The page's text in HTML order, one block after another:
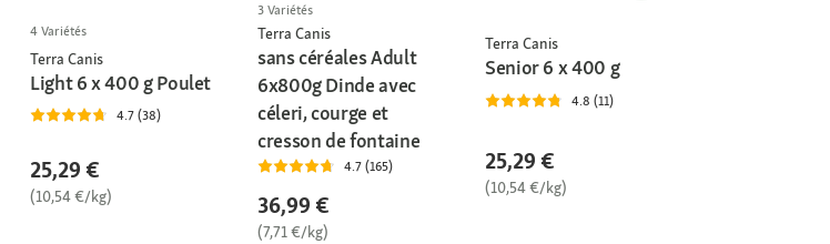
4 Variétés
Terra Canis
Light 6 x 400 g Poulet
4.7 (38)
25,29 €
(10,54 €/kg)
3 Variétés
Terra Canis
sans céréales Adult
6x800g Dinde avec
céleri, courge et
cresson de fontaine
4.7 (165)
36,99 €
(7,71 €/kg)
Terra Canis
Senior 6 x 400 g
4.8 (11)
25,29 €
(10,54 €/kg)